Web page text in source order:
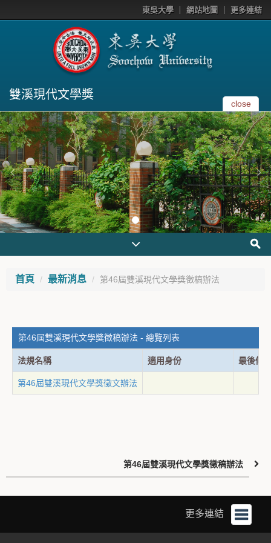
東吳大學 網站地圖 更多連結
雙溪現代文學獎
close
首頁 最新消息 第46屆雙溪現代文學獎徵稿辦法
第46屆雙溪現代文學獎徵稿辦法 - 總覽列表
法規名稱 適用身份 最後修
第46屆雙溪現代文學獎徵文辦法
第46屆雙溪現代文學獎徵稿辦法
更多連結